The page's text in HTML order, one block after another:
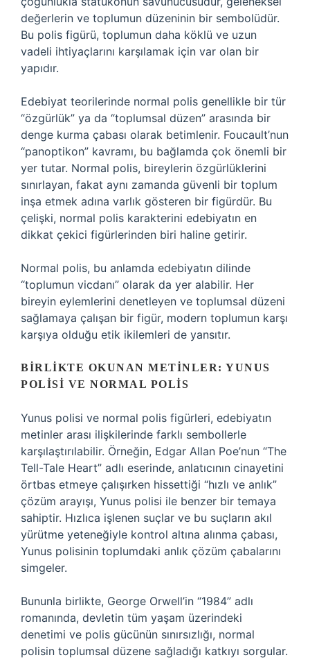
değerlerin ve toplumun düzeninin bir sembolüdür.
Bu polis figürü, toplumun daha köklü ve uzun
vadeli ihtiyaçlarını karşılamak için var olan bir
yapıdır.
Edebiyat teorilerinde normal polis genellikle bir tür
“özgürlük” ya da “toplumsal düzen” arasında bir
denge kurma çabası olarak betimlenir. Foucault’nun
“panoptikon” kavramı, bu bağlamda çok önemli bir
yer tutar. Normal polis, bireylerin özgürlüklerini
sınırlayan, fakat aynı zamanda güvenli bir toplum
inşa etmek adına varlık gösteren bir figürdür. Bu
çelişki, normal polis karakterini edebiyatın en
dikkat çekici figürlerinden biri haline getirir.
Normal polis, bu anlamda edebiyatın dilinde
“toplumun vicdanı” olarak da yer alabilir. Her
bireyin eylemlerini denetleyen ve toplumsal düzeni
sağlamaya çalışan bir figür, modern toplumun karşı
karşıya olduğu etik ikilemleri de yansıtır.
BIRLIKTE OKUNAN METINLER: YUNUS
POLISI VE NORMAL POLIS
Yunus polisi ve normal polis figürleri, edebiyatın
metinler arası ilişkilerinde farklı sembollerle
karşılaştırılabilir. Örneğin, Edgar Allan Poe’nun “The
Tell-Tale Heart” adlı eserinde, anlatıcının cinayetini
örtbas etmeye çalışırken hissettiği “hızlı ve anlık”
çözüm arayışı, Yunus polisi ile benzer bir temaya
sahiptir. Hızlıca işlenen suçlar ve bu suçların akıl
yürütme yeteneğiyle kontrol altına alınma çabası,
Yunus polisinin toplumdaki anlık çözüm çabalarını
simgeler.
Bununla birlikte, George Orwell’in “1984” adlı
romanında, devletin tüm yaşam üzerindeki
denetimi ve polis gücünün sınırsızlığı, normal
polisin toplumsal düzene sağladığı katkıyı sorgular.